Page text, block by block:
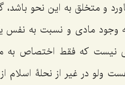
و متخلق به این نحو باشد،
وجود مادی و نسبت به نفس
نیست که فقط اختصاص به
در غیر از نحلۀ اسلام از